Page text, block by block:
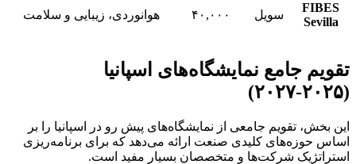
FIBES
Sevilla
سویل ۴۰,۰۰۰ هوانوردی، زیبایی و سلامت
تقویم جامع نمایشگاه‌های اسپانیا
(۲۰۲۵-۲۰۲۷)
این بخش، تقویم جامعی از نمایشگاه‌های پیش رو در اسپانیا را بر
اساس حوزه‌های کلیدی صنعت ارائه می‌دهد که برای برنامه‌ریزی
استراتژیک شرکت‌ها و متخصصان بسیار مفید است.